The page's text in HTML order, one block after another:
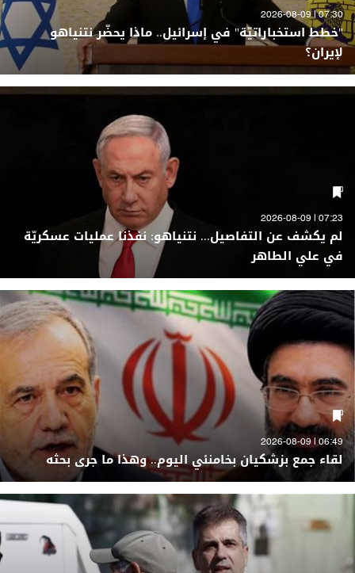
07:30 | 2026-08-09
"خطط استخباراتيّة" في إسرائيل.. ماذا يحضّر نتنياهو
لإيران؟
07:23 | 2026-08-09
لم يكشف عن التفاصيل... نتنياهو: نفذنا عمليات عسكريّة
في علي الطاهر
06:49 | 2026-08-09
لقاء جمع بزشكيان بخامنئي اليوم.. وهذا ما جرى بحثه